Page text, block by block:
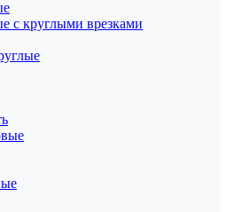
с круглыми врезками